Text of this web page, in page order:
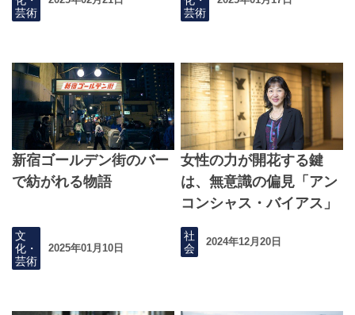
芸術
芸術
新宿ゴールデン街のバー
で紡がれる物語
文
化・
芸術
2025年01月10日
女性の力が開花する鍵
は、無意識の偏見「アン
コンシャス・バイアス」
に気づくこと
社
会
2024年12月20日